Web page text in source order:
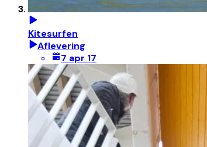
Kitesurfen
Aflevering
7 apr 17